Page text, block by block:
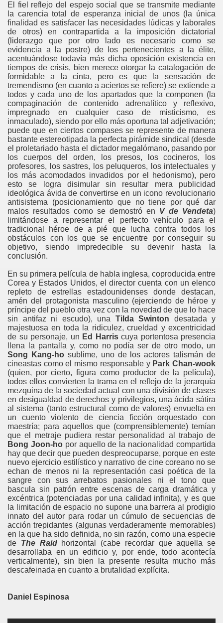
El fiel reflejo del espejo social que se transmite mediante
la carencia total de esperanza inicial de unos (la única
finalidad es satisfacer las necesidades lúdicas y laborales
de otros) en contrapartida a la imposición dictatorial
(liderazgo que por otro lado es necesario como se
evidencia a la postre) de los pertenecientes a la élite,
acentuándose todavía más dicha oposición existencia en
tiempos de crisis, bien merece otorgar la catalogación de
formidable a la cinta, pero es que la sensación de
tremendismo (en cuanto a aciertos se refiere) se extiende a
todos y cada uno de los apartados que la componen (la
compaginación de contenido adrenalítico y reflexivo,
impregnado en cualquier caso de misticismo, es
inmaculado), siendo por ello más oportuna tal adjetivación;
puede que en ciertos compases se represente de manera
bastante estereotipada la perfecta pirámide sindical (desde
el proletariado hasta el dictador megalómano, pasando por
los cuerpos del orden, los presos, los cocineros, los
profesores, los sastres, los peluqueros, los intelectuales y
los más acomodados invadidos por el hedonismo), pero
esto se logra disimular sin resultar mera publicidad
ideológica ávida de convertirse en un icono revolucionario
antisistema (posicionamiento que no tiene por qué dar
malos resultados como se demostró en V de Vendeta)
limitándose a representar el perfecto vehículo para el
tradicional héroe de a pié que lucha contra todos los
obstáculos con los que se encuentre por conseguir su
objetivo, siendo impredecible su devenir hasta la
conclusión.
En su primera película de habla inglesa, coproducida entre
Corea y Estados Unidos, el director cuenta con un elenco
repleto de estrellas estadounidenses donde destacan,
amén del protagonista masculino (ejerciendo de héroe y
príncipe del pueblo otra vez con la novedad de que lo hace
sin antifaz ni escudo), una Tilda Swinton desatada y
majestuosa en toda la ridiculez, crueldad y excentricidad
de su personaje, un Ed Harriscuya portentosa presencia
llena la pantalla y, como no podía ser de otro modo, un
Song Kang-ho sublime, uno de los actores talismán de
cineastas como el mismo responsable y Park Chan-wook
(quien, por cierto, figura como productor de la película),
todos ellos convierten la trama en el reflejo de la jerarquía
mezquina de la sociedad actual con una división de clases
en desigualdad de derechos y privilegios, una ácida sátira
al sistema (tanto estructural como de valores) envuelta en
un cuento violento de ciencia ficción orquestado con
maestría; para aquellos que (comprensiblemente) temían
que el metraje pudiera restar personalidad al trabajo de
Bong Joon-hopor aquello de la nacionalidad compartida
hay que decir que pueden despreocuparse, porque en este
nuevo ejercicio estilístico y narrativo de cine coreano no se
echan de menos ni la representación casi poética de la
sangre con sus arrebatos pasionales ni el tono que
bascula sin patrón entre escenas de carga dramática y
excéntrica (potenciadas por una calidad infinita), y es que
la limitación de espacio no supone una barrera al prodigio
innato del autor para rodar un cúmulo de secuencias de
acción trepidantes (algunas verdaderamente memorables)
en la que ha sido definida, no sin razón, como una especie
de The Raid horizontal (cabe recordar que aquella se
desarrollaba en un edificio y, por ende, todo acontecía
verticalmente), sin bien la presente resulta mucho más
descafeinada en cuanto a brutalidad explícita.
Daniel Espinosa